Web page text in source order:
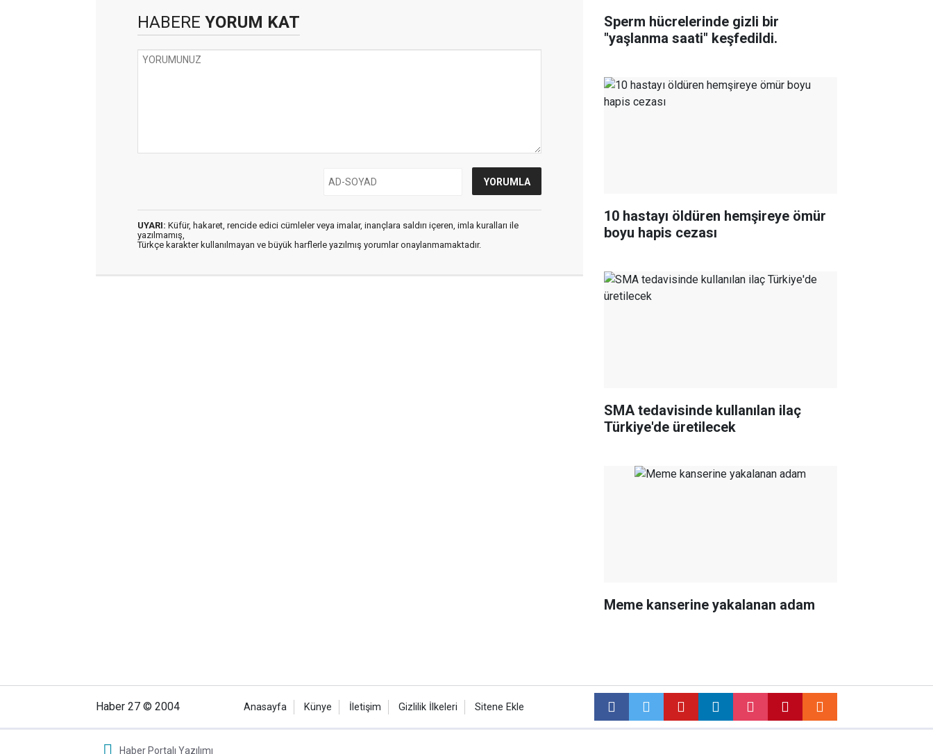
HABERE YORUM KAT
UYARI: Küfür, hakaret, rencide edici cümleler veya imalar, inançlara saldırı içeren, imla kuralları ile
yazılmamış,
Türkçe karakter kullanılmayan ve büyük harflerle yazılmış yorumlar onaylanmamaktadır.
Sperm hücrelerinde gizli bir
"yaşlanma saati" keşfedildi.
10 hastayı öldüren hemşireye ömür
boyu hapis cezası
SMA tedavisinde kullanılan ilaç
Türkiye'de üretilecek
Meme kanserine yakalanan adam
Haber 27 © 2004 Anasayfa Künye İletişim Gizlilik İlkeleri Sitene Ekle
Haber Portalı Yazılımı